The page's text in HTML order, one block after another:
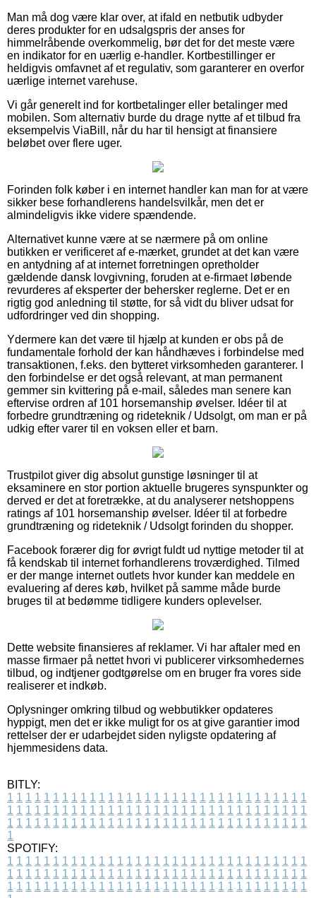
Man må dog være klar over, at ifald en netbutik udbyder
deres produkter for en udsalgspris der anses for
himmelråbende overkommelig, bør det for det meste være
en indikator for en uærlig e-handler. Kortbestillinger er
heldigvis omfavnet af et regulativ, som garanterer en overfor
uærlige internet varehuse.
Vi går generelt ind for kortbetalinger eller betalinger med
mobilen. Som alternativ burde du drage nytte af et tilbud fra
eksempelvis ViaBill, når du har til hensigt at finansiere
beløbet over flere uger.
Forinden folk køber i en internet handler kan man for at være
sikker bese forhandlerens handelsvilkår, men det er
almindeligvis ikke videre spændende.
Alternativet kunne være at se nærmere på om online
butikken er verificeret af e-mærket, grundet at det kan være
en antydning af at internet forretningen opretholder
gældende dansk lovgivning, foruden at e-firmaet løbende
revurderes af eksperter der behersker reglerne. Det er en
rigtig god anledning til støtte, for så vidt du bliver udsat for
udfordringer ved din shopping.
Ydermere kan det være til hjælp at kunden er obs på de
fundamentale forhold der kan håndhæves i forbindelse med
transaktionen, f.eks. den bytteret virksomheden garanterer. I
den forbindelse er det også relevant, at man permanent
gemmer sin kvittering på e-mail, således man senere kan
eftervise ordren af 101 horsemanship øvelser. Idéer til at
forbedre grundtræning og rideteknik / Udsolgt, om man er på
udkig efter varer til en voksen eller et barn.
Trustpilot giver dig absolut gunstige løsninger til at
eksaminere en stor portion aktuelle brugeres synspunkter og
derved er det at foretrække, at du analyserer netshoppens
ratings af 101 horsemanship øvelser. Idéer til at forbedre
grundtræning og rideteknik / Udsolgt forinden du shopper.
Facebook forærer dig for øvrigt fuldt ud nyttige metoder til at
få kendskab til internet forhandlerens troværdighed. Tilmed
er der mange internet outlets hvor kunder kan meddele en
evaluering af deres køb, hvilket på samme måde burde
bruges til at bedømme tidligere kunders oplevelser.
Dette website finansieres af reklamer. Vi har aftaler med en
masse firmaer på nettet hvori vi publicerer virksomhedernes
tilbud, og indtjener godtgørelse om en bruger fra vores side
realiserer et indkøb.
Oplysninger omkring tilbud og webbutikker opdateres
hyppigt, men det er ikke muligt for os at give garantier imod
rettelser der er udarbejdet siden nyligste opdatering af
hjemmesidens data.
BITLY:
1 1 1 1 1 1 1 1 1 1 1 1 1 1 1 1 1 1 1 1 1 1 1 1 1 1 1 1 1 1 1 1 1
1 1 1 1 1 1 1 1 1 1 1 1 1 1 1 1 1 1 1 1 1 1 1 1 1 1 1 1 1 1 1 1 1
1 1 1 1 1 1 1 1 1 1 1 1 1 1 1 1 1 1 1 1 1 1 1 1 1 1 1 1 1 1 1 1 1
1
SPOTIFY:
1 1 1 1 1 1 1 1 1 1 1 1 1 1 1 1 1 1 1 1 1 1 1 1 1 1 1 1 1 1 1 1 1
1 1 1 1 1 1 1 1 1 1 1 1 1 1 1 1 1 1 1 1 1 1 1 1 1 1 1 1 1 1 1 1 1
1 1 1 1 1 1 1 1 1 1 1 1 1 1 1 1 1 1 1 1 1 1 1 1 1 1 1 1 1 1 1 1 1